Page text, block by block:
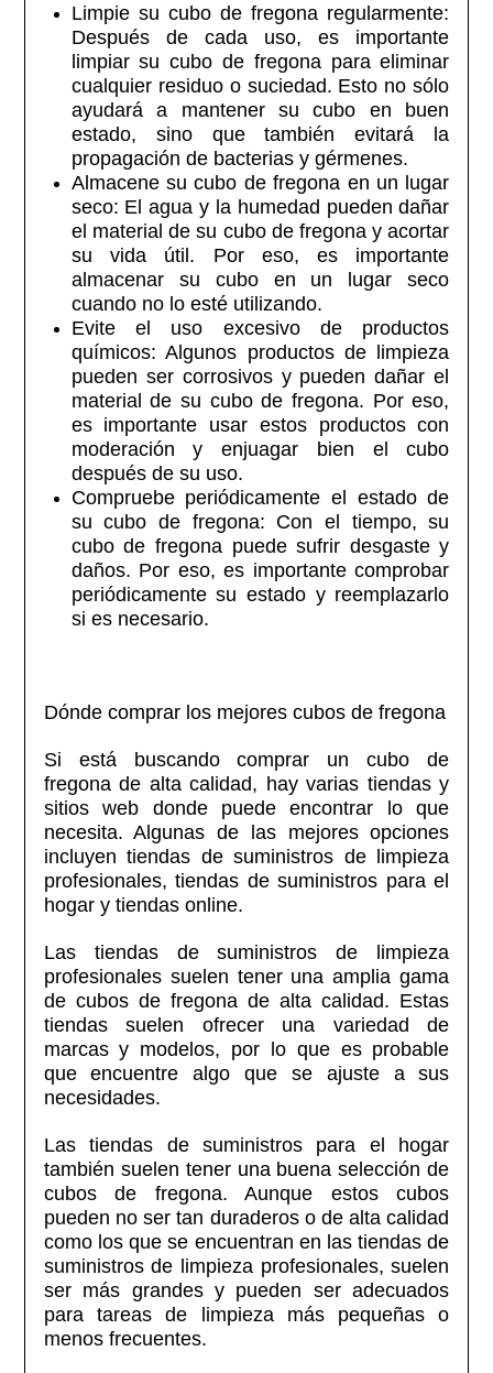
Limpie su cubo de fregona regularmente:
Después de cada uso, es importante
limpiar su cubo de fregona para eliminar
cualquier residuo o suciedad. Esto no sólo
ayudará a mantener su cubo en buen
estado, sino que también evitará la
propagación de bacterias y gérmenes.
Almacene su cubo de fregona en un lugar
seco: El agua y la humedad pueden dañar
el material de su cubo de fregona y acortar
su vida útil. Por eso, es importante
almacenar su cubo en un lugar seco
cuando no lo esté utilizando.
Evite el uso excesivo de productos
químicos: Algunos productos de limpieza
pueden ser corrosivos y pueden dañar el
material de su cubo de fregona. Por eso,
es importante usar estos productos con
moderación y enjuagar bien el cubo
después de su uso.
Compruebe periódicamente el estado de
su cubo de fregona: Con el tiempo, su
cubo de fregona puede sufrir desgaste y
daños. Por eso, es importante comprobar
periódicamente su estado y reemplazarlo
si es necesario.
Dónde comprar los mejores cubos de fregona
Si está buscando comprar un cubo de
fregona de alta calidad, hay varias tiendas y
sitios web donde puede encontrar lo que
necesita. Algunas de las mejores opciones
incluyen tiendas de suministros de limpieza
profesionales, tiendas de suministros para el
hogar y tiendas online.
Las tiendas de suministros de limpieza
profesionales suelen tener una amplia gama
de cubos de fregona de alta calidad. Estas
tiendas suelen ofrecer una variedad de
marcas y modelos, por lo que es probable
que encuentre algo que se ajuste a sus
necesidades.
Las tiendas de suministros para el hogar
también suelen tener una buena selección de
cubos de fregona. Aunque estos cubos
pueden no ser tan duraderos o de alta calidad
como los que se encuentran en las tiendas de
suministros de limpieza profesionales, suelen
ser más grandes y pueden ser adecuados
para tareas de limpieza más pequeñas o
menos frecuentes.